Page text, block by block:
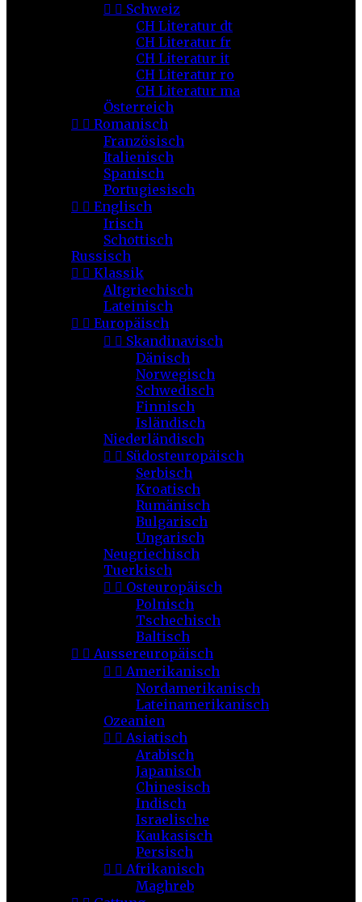
  Schweiz
CH Literatur dt
CH Literatur fr
CH Literatur it
CH Literatur ro
CH Literatur ma
Österreich
  Romanisch
Französisch
Italienisch
Spanisch
Portugiesisch
  Englisch
Irisch
Schottisch
Russisch
  Klassik
Altgriechisch
Lateinisch
  Europäisch
  Skandinavisch
Dänisch
Norwegisch
Schwedisch
Finnisch
Isländisch
Niederländisch
  Südosteuropäisch
Serbisch
Kroatisch
Rumänisch
Bulgarisch
Ungarisch
Neugriechisch
Tuerkisch
  Osteuropäisch
Polnisch
Tschechisch
Baltisch
  Aussereuropäisch
  Amerikanisch
Nordamerikanisch
Lateinamerikanisch
Ozeanien
  Asiatisch
Arabisch
Japanisch
Chinesisch
Indisch
Israelische
Kaukasisch
Persisch
  Afrikanisch
Maghreb